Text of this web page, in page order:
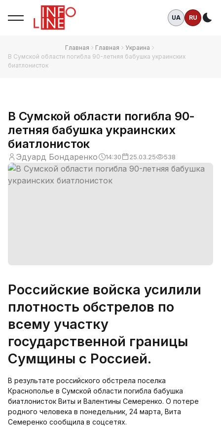
UA RU
Главная Главная
Украина
В Сумской области погибла 90-летняя бабушка украинских
биатлонисток
В Сумской области погибла 90-
летняя бабушка украинских
биатлонисток
Эдуард Бондаренко 14:30 25.03.25 538
Российские войска усилили
плотность обстрелов по
всему участку
государственной границы
Сумщины с Россией.
В результате российского обстрела поселка
Краснополье в Сумской области погибла бабушка
биатлонисток Виты и Валентины Семеренко. О потере
родного человека в понедельник, 24 марта, Вита
Семеренко сообщила в соцсетях.